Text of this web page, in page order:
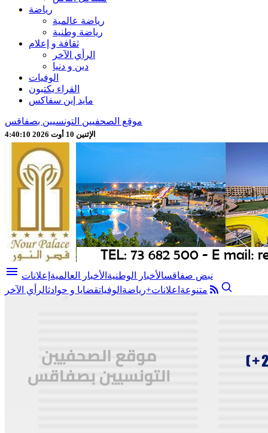
رياضة
رياضة عالمية
رياضة وطنية
ثقافة و إعلام
الرأي الآخر
دين و دنيا
الوفيات
القراء يكتبون
مايد إين سفاكس
موقع الصحفيين التونسيين بصفاقس
الإثنين 10 أوت 2026 4:40:11
menu نبض صفاقسالأخبار الوطنية الأخبار العالمية إعلانات
متنوعة اعلانات+رياضة الوفياتقضايا و حوادثالرأي الآخر